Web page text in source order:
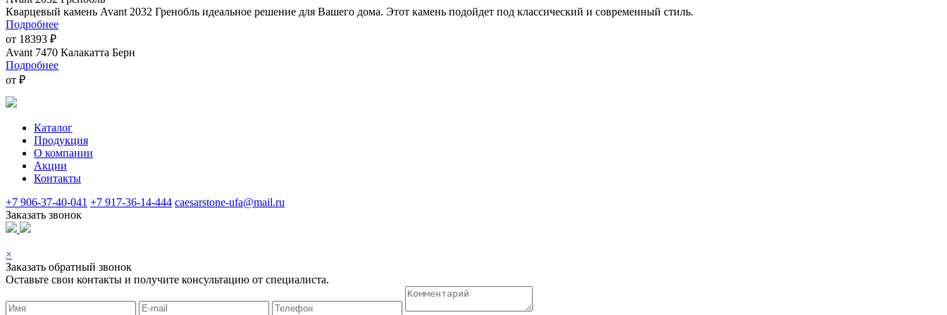
Кварцевый камень Avant 2032 Гренобль идеальное решение для Вашего дома. Этот камень подойдет под классический и современный стиль.
Подробнее
от 18393 ₽
Avant 7470 Калакатта Берн
Подробнее
от ₽
Каталог
Продукция
О компании
Акции
Контакты
+7 906-37-40-041 +7 917-36-14-444 caesarstone-ufa@mail.ru
Заказать звонок
×
Заказать обратный звонок
Оставьте свои контакты и получите консультацию от специалиста.